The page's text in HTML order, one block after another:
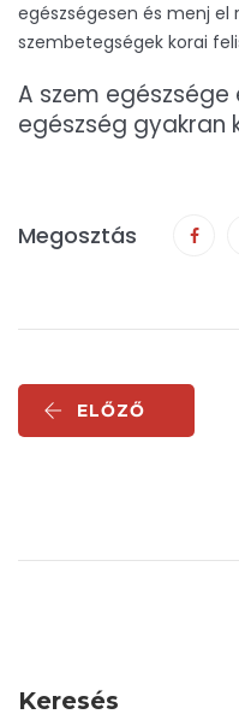
egészségesen és menj el
szembetegségek korai
A szem
egészség gyakran
Megosztás
ELŐZŐ
Keresés